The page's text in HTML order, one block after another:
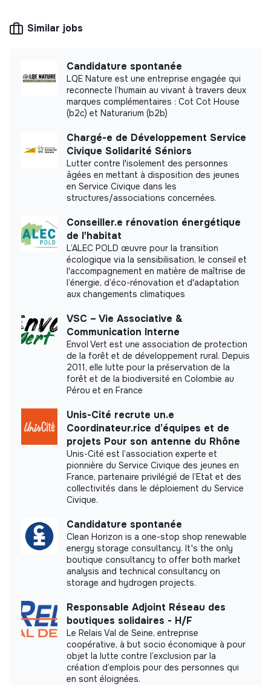
Website
Company
< 15 persons
Health
Impact study
Qairnel (DocteurMemo.fr) did not yet
communicate its impact measurement.
Labels and certifications
This structure did not communicate to us the
labels or certifications that it was able to obtain.
Documents
Did not yet add a transparency document.
Similar jobs
Candidature spontanée
LQE Nature est une entreprise engagée qui
reconnecte l’humain au vivant à travers deux
marques complémentaires : Cot Cot House
(b2c) et Naturarium (b2b)
Chargé-e de Développement Service
Civique Solidarité Séniors
Lutter contre l'isolement des personnes
âgées en mettant à disposition des jeunes
en Service Civique dans les
structures/associations concernées.
Conseiller.e rénovation énergétique
de l'habitat
L’ALEC POLD œuvre pour la transition
écologique via la sensibilisation, le conseil et
l'accompagnement en matière de maîtrise de
l’énergie, d’éco-rénovation et d'adaptation
aux changements climatiques
VSC – Vie Associative &
Communication Interne
Envol Vert est une association de protection
de la forêt et de développement rural. Depuis
2011, elle lutte pour la préservation de la
forêt et de la biodiversité en Colombie au
Pérou et en France
Unis-Cité recrute un.e
Coordinateur.rice d’équipes et de
projets Pour son antenne du Rhône
Unis-Cité est l’association experte et
pionnière du Service Civique des jeunes en
France, partenaire privilégié de l’Etat et des
collectivités dans le déploiement du Service
Civique.
Candidature spontanée
Clean Horizon is a one-stop shop renewable
energy storage consultancy. It's the only
boutique consultancy to offer both market
analysis and technical consultancy on
storage and hydrogen projects.
Responsable Adjoint Réseau des
boutiques solidaires - H/F
Le Relais Val de Seine, entreprise
coopérative, à but socio économique à pour
objet la lutte contre l’exclusion par la
création d’emplois pour des personnes qui
en sont éloignées.